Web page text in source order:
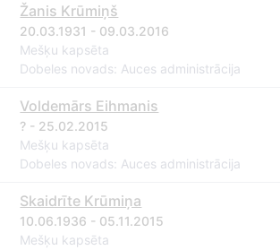
Žanis Krūmiņš
20.03.1931 - 09.03.2016
Mešķu kapsēta
Dobeles novads: Auces administrācija
Voldemārs Eihmanis
? - 25.02.2015
Mešķu kapsēta
Dobeles novads: Auces administrācija
Skaidrīte Krūmiņa
10.06.1936 - 05.11.2015
Mešķu kapsēta